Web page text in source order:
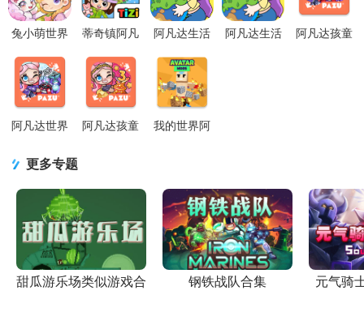
选择家具、装饰物品等，实现他们的房间设计梦想。游戏中的..
兔小萌世界
方正版
v1.0.29 完整
版
蒂奇镇阿凡
内购版(Tizi
Dream
Avatar
阿凡达生活
际版0.4.3 国
际服
阿凡达生活
阿凡达孩童
阿凡达世界
(Avatar
World)v1.209
安卓免费版
阿凡达孩童
新版
我的世界阿
更多专题
甜瓜游乐场类似游戏合
钢铁战队合集 元气骑